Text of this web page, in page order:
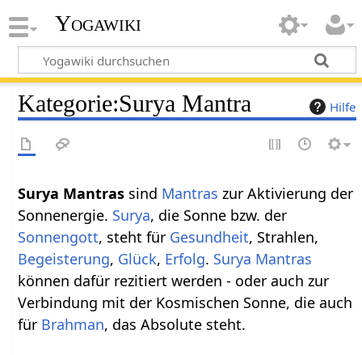
Yogawiki
Hilfe
Kategorie:Surya Mantra
Surya Mantras sind Mantras zur Aktivierung der
Sonnenergie. Surya, die Sonne bzw. der
Sonnengott, steht für Gesundheit, Strahlen,
Begeisterung, Glück, Erfolg. Surya Mantras
können dafür rezitiert werden - oder auch zur
Verbindung mit der Kosmischen Sonne, die auch
für Brahman, das Absolute steht.